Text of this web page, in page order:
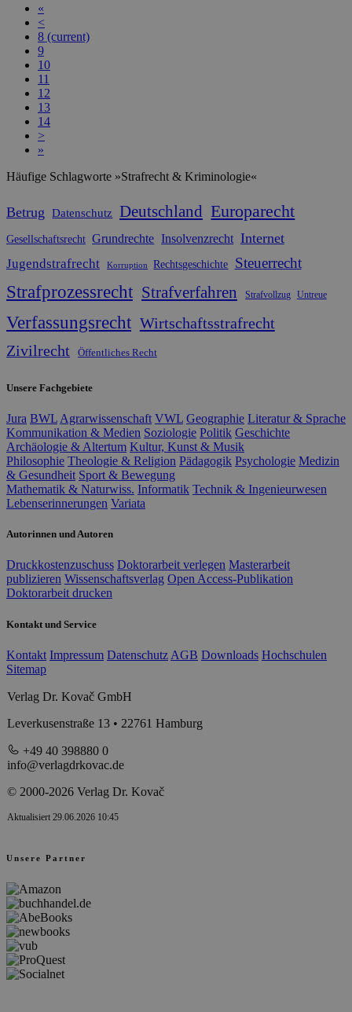
«
<
8 (current)
9
10
11
12
13
14
>
»
Häufige Schlagworte »Strafrecht & Kriminologie«
Betrug Datenschutz Deutschland Europarecht
Gesellschaftsrecht Grundrechte Insolvenzrecht Internet
Jugendstrafrecht Korruption Rechtsgeschichte Steuerrecht
Strafprozessrecht Strafverfahren Strafvollzug Untreue
Verfassungsrecht Wirtschaftsstrafrecht
Zivilrecht Öffentliches Recht
Unsere Fachgebiete
Jura BWL Agrarwissenschaft VWL Geographie Literatur & Sprache
Kommunikation & Medien Soziologie Politik Geschichte
Archäologie & Altertum Kultur, Kunst & Musik
Philosophie Theologie & Religion Pädagogik Psychologie Medizin
& Gesundheit Sport & Bewegung
Mathematik & Naturwiss. Informatik Technik & Ingenieurwesen
Lebenserinnerungen Variata
Autorinnen und Autoren
Druckkostenzuschuss Doktorarbeit verlegen Masterarbeit
publizieren Wissenschaftsverlag Open Access-Publikation
Doktorarbeit drucken
Kontakt und Service
Kontakt Impressum Datenschutz AGB Downloads Hochschulen
Sitemap
Verlag Dr. Kovač GmbH
Leverkusenstraße 13 • 22761 Hamburg
+49 40 398880 0
info@verlagdrkovac.de
© 2000-2026 Verlag Dr. Kovač
Aktualisiert 29.06.2026 10:45
Unsere Partner